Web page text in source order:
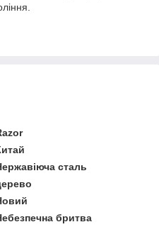
сталь
бритва